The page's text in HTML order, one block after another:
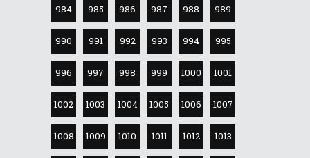
984 985 986 987 988 989
990 991 992 993 994 995
996 997 998 999 1000 1001
1002 1003 1004 1005 1006 1007
1008 1009 1010 1011 1012 1013